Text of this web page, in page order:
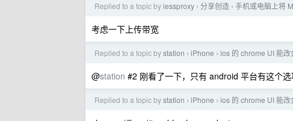
Replied to a topic by lessproxy › 分享创造 › 手机或电脑上将
考虑一下上传带宽
Replied to a topic bystation › iPhone › ios 的 chrome UI 能
@station #2 刚看了一下，只有 android 平台有这个选
Replied to a topic bystation › iPhone › ios 的 chrome UI 能